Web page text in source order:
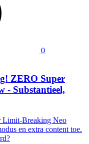
0
ZERO Super
- Substantieel,
Limit-Breaking Neo
en extra content toe.